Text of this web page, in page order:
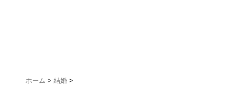
ホーム > 結婚 >